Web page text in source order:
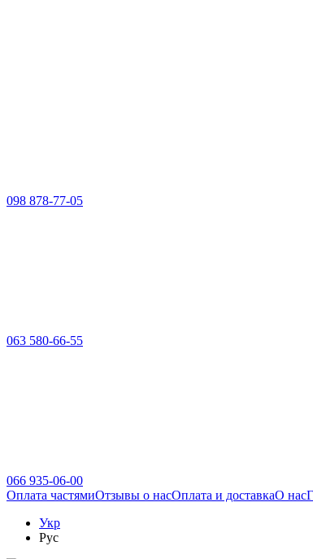
098 878-77-05
063 580-66-55
066 935-06-00
Оплата частямиОтзывы о насОплата и доставкаО нас
Укр
Рус